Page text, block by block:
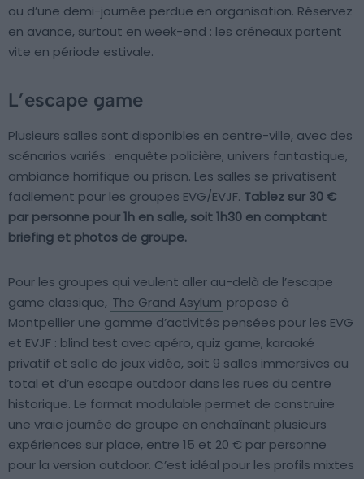
ou d’une demi-journée perdue en organisation. Réservez
en avance, surtout en week-end : les créneaux partent
vite en période estivale.
L’escape game
Plusieurs salles sont disponibles en centre-ville, avec des
scénarios variés : enquête policière, univers fantastique,
ambiance horrifique ou prison. Les salles se privatisent
facilement pour les groupes EVG/EVJF. Tablez sur 30 €
par personne pour 1h en salle, soit 1h30 en comptant
briefing et photos de groupe.
Pour les groupes qui veulent aller au-delà de l’escape
game classique, The Grand Asylum propose à
Montpellier une gamme d’activités pensées pour les EVG
et EVJF : blind test avec apéro, quiz game, karaoké
privatif et salle de jeux vidéo, soit 9 salles immersives au
total et d’un escape outdoor dans les rues du centre
historique. Le format modulable permet de construire
une vraie journée de groupe en enchaînant plusieurs
expériences sur place, entre 15 et 20 € par personne
pour la version outdoor. C’est idéal pour les profils mixtes